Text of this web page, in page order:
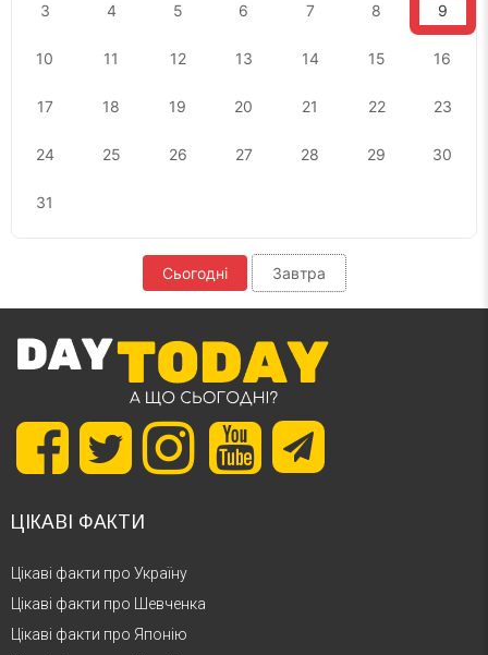
3 4 5 6 7 8 9
10 11 12 13 14 15 16
17 18 19 20 21 22 23
24 25 26 27 28 29 30
31
Сьогодні Завтра
ЦІКАВІ ФАКТИ
Цікаві факти про Україну
Цікаві факти про Шевченка
Цікаві факти про Японію